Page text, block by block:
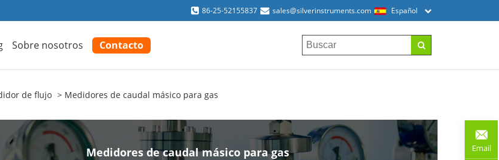
86-25-52155837 sales@silverinstruments.com Español
Sobre nosotros Contacto
de flujo Medidores de caudal másico para gas
Medidores de caudal másico para gas Email